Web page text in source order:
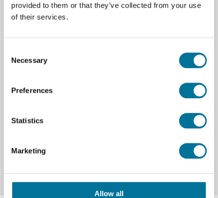
provided to them or that they’ve collected from your use
of their services.
Selection
Necessary
Preferences
Statistics
Marketing
Allow all
Seite drucken
Beschreibung